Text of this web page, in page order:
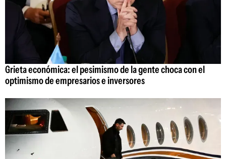
Grieta económica: el pesimismo de la gente choca con el
optimismo de empresarios e inversores